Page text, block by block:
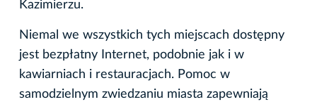
Kazimierzu.
Niemal we wszystkich tych miejscach dostępny
jest bezpłatny Internet, podobnie jak i w
kawiarniach i restauracjach. Pomoc w
samodzielnym zwiedzaniu miasta zapewniają